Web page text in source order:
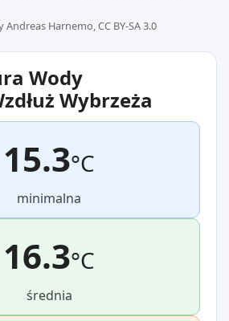
Andreas Harnemo, CC BY-SA 3.0
Wody
Wybrzeża
15.3°C
minimalna
16.3°C
średnia